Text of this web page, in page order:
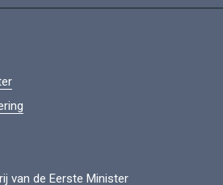
van de Eerste Minister